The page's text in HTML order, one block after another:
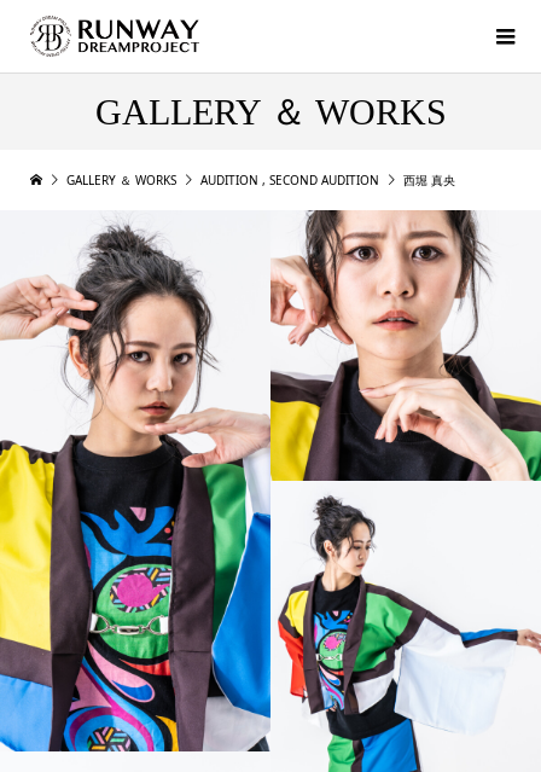
GALLERY ＆ WORKS
GALLERY ＆ WORKS AUDITION , SECOND AUDITION 西堀 真央